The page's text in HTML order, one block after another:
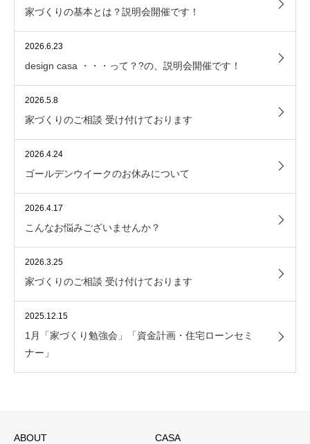
家づくりの基本とは？説明会開催です！
2026.6.23
design casa ・・・って？?の、説明会開催です！
2026.5.8
家づくりのご相談 受け付けております
2026.4.24
ゴールデンウイークのお休みについて
2026.4.17
こんなお悩みございませんか？
2026.3.25
家づくりのご相談 受け付けております
2025.12.15
1月「家づくり勉強会」「資金計画・住宅ローンセミ
ナー」
ABOUT CASA